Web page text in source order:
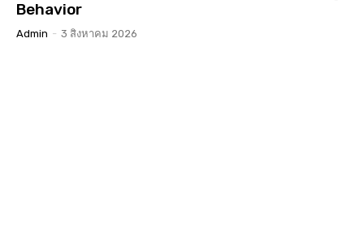
Behavior
Admin - 3 สิงหาคม 2026